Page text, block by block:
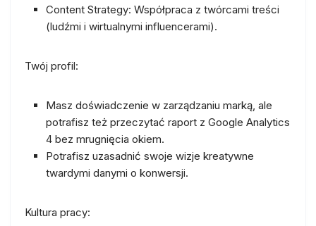
Content Strategy: Współpraca z twórcami treści
(ludźmi i wirtualnymi influencerami).
Twój profil:
Masz doświadczenie w zarządzaniu marką, ale
potrafisz też przeczytać raport z Google Analytics
4 bez mrugnięcia okiem.
Potrafisz uzasadnić swoje wizje kreatywne
twardymi danymi o konwersji.
Kultura pracy: